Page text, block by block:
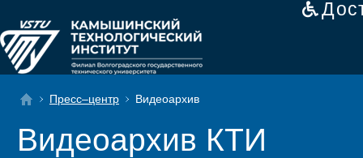
Пресс–центр Видеоархив
Видеоархив КТИ